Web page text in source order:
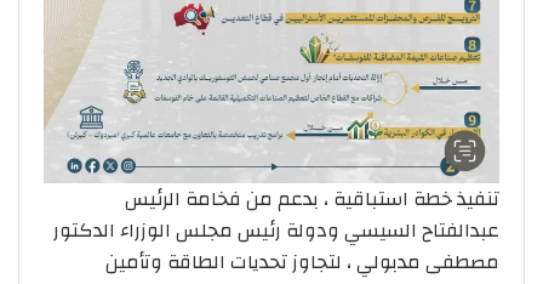
تنفيذ خطة استباقية ، بدعم من فخامة الرئيس
عبدالفتاح السيسي ودولة رئيس مجلس الوزراء الدكتور
مصطفى مدبولي ، لتجاوز تحديات الطاقة وتأمين